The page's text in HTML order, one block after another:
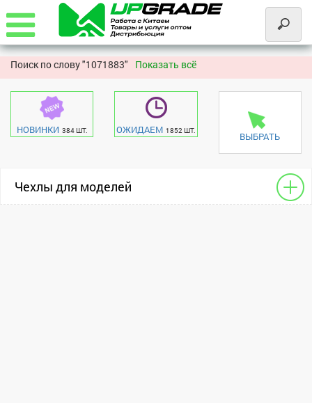
Поиск по слову "1071883" Показать всё
НОВИНКИ 384 ШТ. ОЖИДАЕМ 1852 ШТ. ВЫБРАТЬ
Чехлы для моделей